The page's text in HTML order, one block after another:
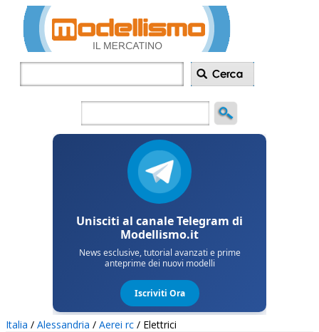
Italia / Alessandria / Aerei rc / Elettrici